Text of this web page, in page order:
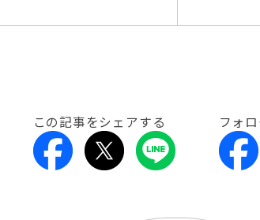
この記事をシェアする フォ